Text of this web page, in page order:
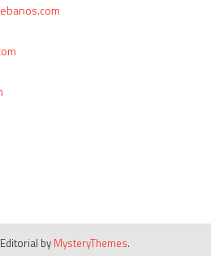
Editorial by MysteryThemes.